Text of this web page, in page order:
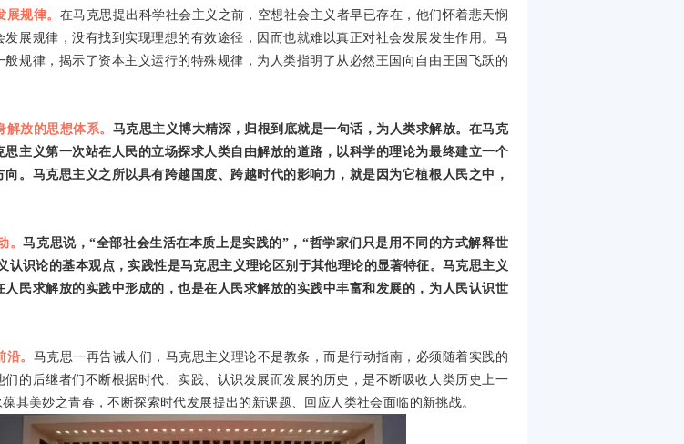
规律。 在马克思提出科学社会主义之前，空想社会主义者早已存在，他们怀着悲天悯
展规律，没有找到实现理想的有效途径，因而也就难以真正对社会发展发生作用。马
规律，揭示了资本主义运行的特殊规律，为人类指明了从必然王国向自由王国飞跃的
放的思想体系。 马克思主义博大精深，归根到底就是一句话，为人类求解放。在马克
主义第一次站在人民的立场探求人类自由解放的道路，以科学的理论为最终建立一个
。马克思主义之所以具有跨越国度、跨越时代的影响力，就是因为它植根人民之中，
。马克思说，“全部社会生活在本质上是实践的”，“哲学家们只是用不同的方式解释世
识论的基本观点，实践性是马克思主义理论区别于其他理论的显著特征。马克思主义
民求解放的实践中形成的，也是在人民求解放的实践中丰富和发展的，为人民认识世
。 马克思一再告诫人们，马克思主义理论不是教条，而是行动指南，必须随着实践的
的后继者们不断根据时代、实践、认识发展而发展的历史，是不断吸收人类历史上一
其美妙之青春，不断探索时代发展提出的新课题、回应人类社会面临的新挑战。